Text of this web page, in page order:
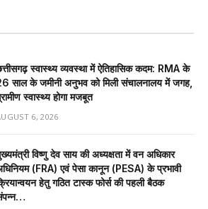
स्वास्थ्य व्यवस्था में ऐतिहासिक कदम: RMA के
साल के जमीनी अनुभव को मिली संचालनालय में जगह,
स्वास्थ्य होगा मजबूत
6, 2026
विष्णु देव साय की अध्यक्षता में वन अधिकार
(FRA) एवं पेसा कानून (PESA) के प्रभावी
हेतु गठित टास्क फोर्स की पहली बैठक